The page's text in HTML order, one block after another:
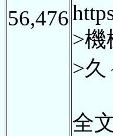
56,476
>機
>久
全